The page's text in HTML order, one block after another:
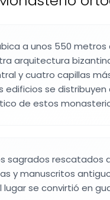
a unos 550 metros
arquitectura
y cuatro capillas
edificios se
de estos
sagrados rescatados
y manuscritos
se convirtió en